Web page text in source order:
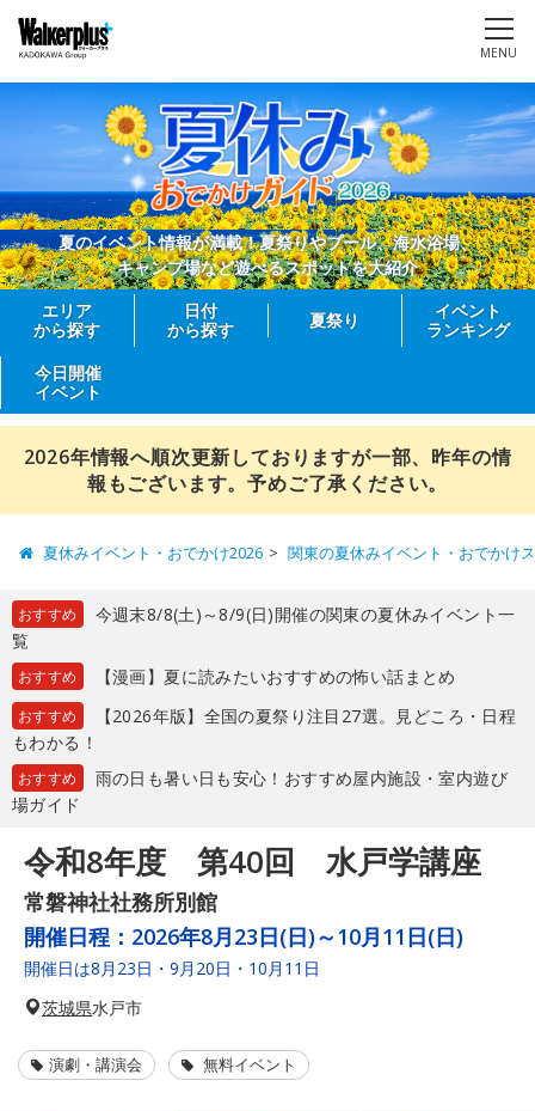
MENU
夏のイベント情報が満載！夏祭りやプール、海水浴場、
キャンプ場など遊べるスポットを大紹介
エリア
から探す
日付
から探す
夏祭り
イベント
ランキング
今日開催
イベント
2026年情報へ順次更新しておりますが一部、昨年の情
報もございます。予めご了承ください。
夏休みイベント・おでかけ2026 関東の夏休みイベント・おでかけ
おすすめ
今週末8/8(土)～8/9(日)開催の関東の夏休みイベント一
覧
おすすめ 【漫画】夏に読みたいおすすめの怖い話まとめ
おすすめ
【2026年版】全国の夏祭り注目27選。見どころ・日程
もわかる！
おすすめ
雨の日も暑い日も安心！おすすめ屋内施設・室内遊び
場ガイド
令和8年度 第40回 水戸学講座
常磐神社社務所別館
開催日程： 2026年8月23日(日)～10月11日(日)
開催日は8月23日・9月20日・10月11日
茨城県水戸市
演劇・講演会 無料イベント